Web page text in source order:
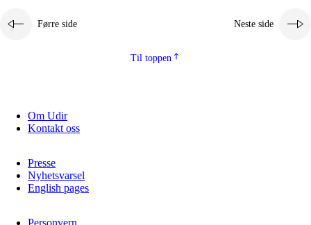
Førre side Neste side
Til toppen
Om Udir
Kontakt oss
Presse
Nyhetsvarsel
English pages